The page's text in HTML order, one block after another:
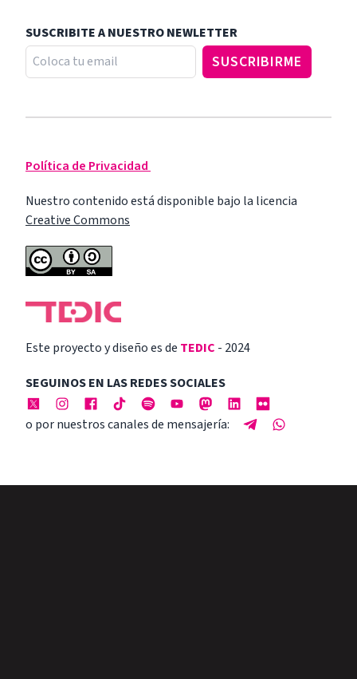
SUSCRIBITE A NUESTRO NEWLETTER
Política de Privacidad
Nuestro contenido está disponible bajo la licencia
Creative Commons
Este proyecto y diseño es de TEDIC - 2024
SEGUINOS EN LAS REDES SOCIALES
o por nuestros canales de mensajería: